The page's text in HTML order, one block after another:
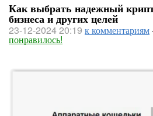
Как выбрать надежный
бизнеса и других целей
23-12-2024 20:19 к комментариям
понравилось!